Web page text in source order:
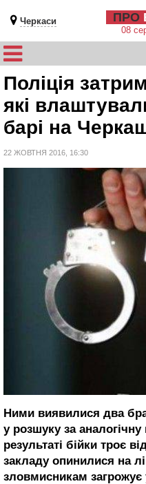
Черкаси ПРО
08
Поліція
які
барі на
22 ЖОВТНЯ 2016, 16:30
Ними виявилися два
у розшуку за
результаті бійки троє
закладу опинилися на
зловмисникам загрожує